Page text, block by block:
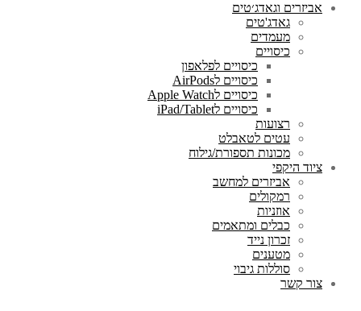
אביזרים וגאדג׳טים
גאדג'טים
מעמדים
כיסויים
כיסויים לפלאפון
כיסויים לAirPods
כיסויים לApple Watch
כיסויים לiPad/Tablet
רצועות
עטים לטאבלט
מכונות תספורת/גילוח
ציוד היקפי
אביזרים למחשב
רמקולים
אוזניות
כבלים ומתאמים
זכרון נייד
מטענים
סוללות גיבוי
צור קשר